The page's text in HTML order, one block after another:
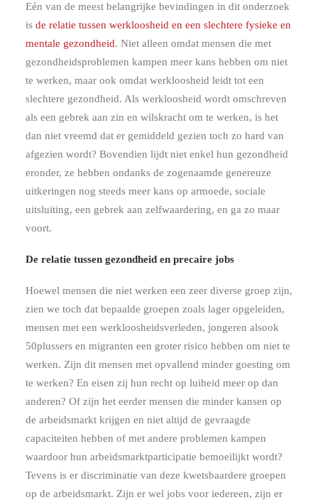
Eén van de meest belangrijke bevindingen in dit onderzoek
is de relatie tussen werkloosheid en een slechtere fysieke en
mentale gezondheid. Niet alleen omdat mensen die met
gezondheidsproblemen kampen meer kans hebben om niet
te werken, maar ook omdat werkloosheid leidt tot een
slechtere gezondheid. Als werkloosheid wordt omschreven
als een gebrek aan zin en wilskracht om te werken, is het
dan niet vreemd dat er gemiddeld gezien toch zo hard van
afgezien wordt? Bovendien lijdt niet enkel hun gezondheid
eronder, ze hebben ondanks de zogenaamde genereuze
uitkeringen nog steeds meer kans op armoede, sociale
uitsluiting, een gebrek aan zelfwaardering, en ga zo maar
voort.
De relatie tussen gezondheid en precaire jobs
Hoewel mensen die niet werken een zeer diverse groep zijn,
zien we toch dat bepaalde groepen zoals lager opgeleiden,
mensen met een werkloosheidsverleden, jongeren alsook
50plussers en migranten een groter risico hebben om niet te
werken. Zijn dit mensen met opvallend minder goesting om
te werken? En eisen zij hun recht op luiheid meer op dan
anderen? Of zijn het eerder mensen die minder kansen op
de arbeidsmarkt krijgen en niet altijd de gevraagde
capaciteiten hebben of met andere problemen kampen
waardoor hun arbeidsmarktparticipatie bemoeilijkt wordt?
Tevens is er discriminatie van deze kwetsbaardere groepen
op de arbeidsmarkt. Zijn er wel jobs voor iedereen, zijn er